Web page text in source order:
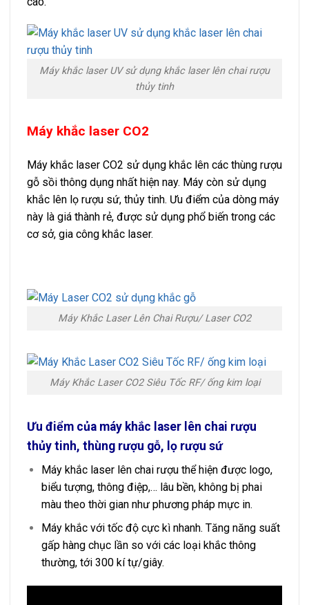
Máy khắc laser UV sử dụng khắc laser lên chai rượu
thủy tinh
Máy khắc laser CO2
Máy khắc laser CO2 sử dụng khắc lên các thùng rượu
gỗ sồi thông dụng nhất hiện nay. Máy còn sử dụng
khắc lên lọ rượu sứ, thủy tinh. Ưu điểm của dòng máy
này là giá thành rẻ, được sử dụng phổ biến trong các
cơ sở, gia công khắc laser.
Máy Khắc Laser Lên Chai Rượu/ Laser CO2
Máy Khắc Laser CO2 Siêu Tốc RF/ ống kim loại
Ưu điểm của máy khắc laser lên chai rượu
thủy tinh, thùng rượu gỗ, lọ rượu sứ
Máy khắc laser lên chai rượu thể hiện được logo,
biểu tượng, thông điệp,… lâu bền, không bị phai
màu theo thời gian như phương pháp mực in.
Máy khắc với tốc độ cực kì nhanh. Tăng năng suất
gấp hàng chục lần so với các loại khắc thông
thường, tới 300 kí tự/giây.